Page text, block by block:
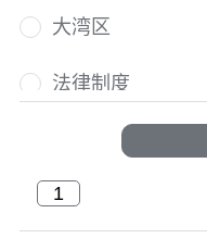
大湾区
法律制度
国际人才荟萃
国际盛事